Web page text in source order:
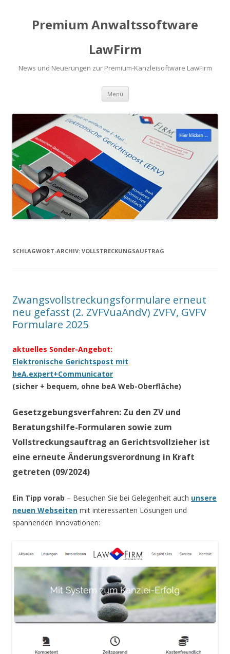
Premium Anwaltssoftware
LawFirm
News und Neuerungen zur Premium-Kanzleisoftware LawFirm
Menü
SCHLAGWORT-ARCHIV: VOLLSTRECKUNGSAUFTRAG
Zwangsvollstreckungsformulare erneut
neu gefasst (2. ZVFVuaÄndV) ZVFV, GVFV
Formulare 2025
aktuelles Sonder-Angebot:
Elektronische Gerichtspost mit
beA.expert+Communicator
(sicher + bequem, ohne beA Web-Oberfläche)
Gesetzgebungsverfahren: Zu den ZV und
Beratungshilfe-Formularen sowie zum
Vollstreckungsauftrag an Gerichtsvollzieher ist
eine erneute Änderungsverordnung in Kraft
getreten (09/2024)
Ein Tipp vorab – Besuchen Sie bei Gelegenheit auch unsere
neuen Webseiten mit interessanten Lösungen und
spannenden Innovationen: